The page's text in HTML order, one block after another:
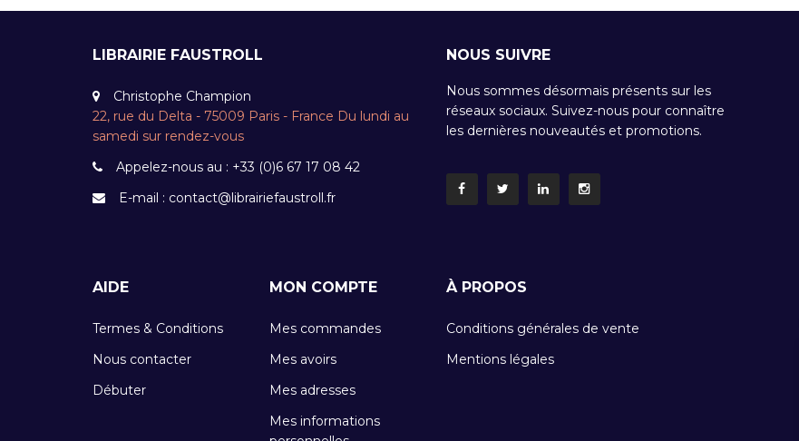
LIBRAIRIE FAUSTROLL
Christophe Champion
22, rue du Delta - 75009 Paris - France Du lundi au
samedi sur rendez-vous
Appelez-nous au : +33 (0)6 67 17 08 42
E-mail : contact@librairiefaustroll.fr
NOUS SUIVRE
Nous sommes désormais présents sur les
réseaux sociaux. Suivez-nous pour connaître
les dernières nouveautés et promotions.
AIDE
Termes & Conditions
Nous contacter
Débuter
MON COMPTE
Mes commandes
Mes avoirs
Mes adresses
Mes informations
À PROPOS
Conditions générales de vente
Mentions légales